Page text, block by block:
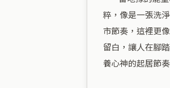
粹，像是一張洗
市節奏，這裡更
留白，讓人在腳
養心神的起居節奏